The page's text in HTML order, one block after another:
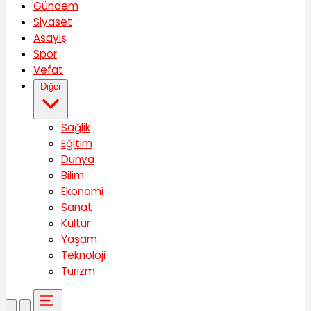
Gündem
Siyaset
Asayiş
Spor
Vefat
Diğer
Sağlik
Eğitim
Dünya
Bilim
Ekonomi
Sanat
Kültür
Yaşam
Teknoloji
Turizm